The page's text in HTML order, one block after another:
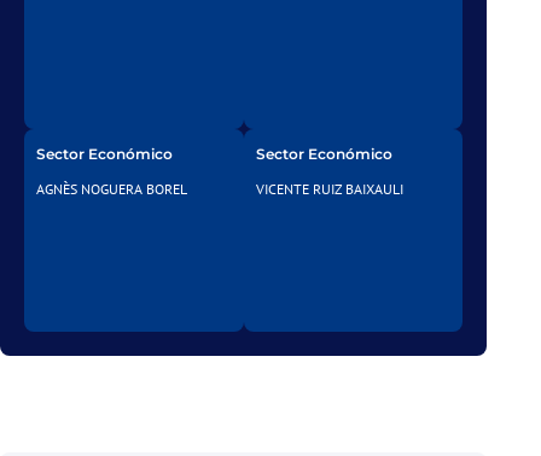
Sector Económico
AGNÈS NOGUERA BOREL
Sector Económico
VICENTE RUIZ BAIXAULI